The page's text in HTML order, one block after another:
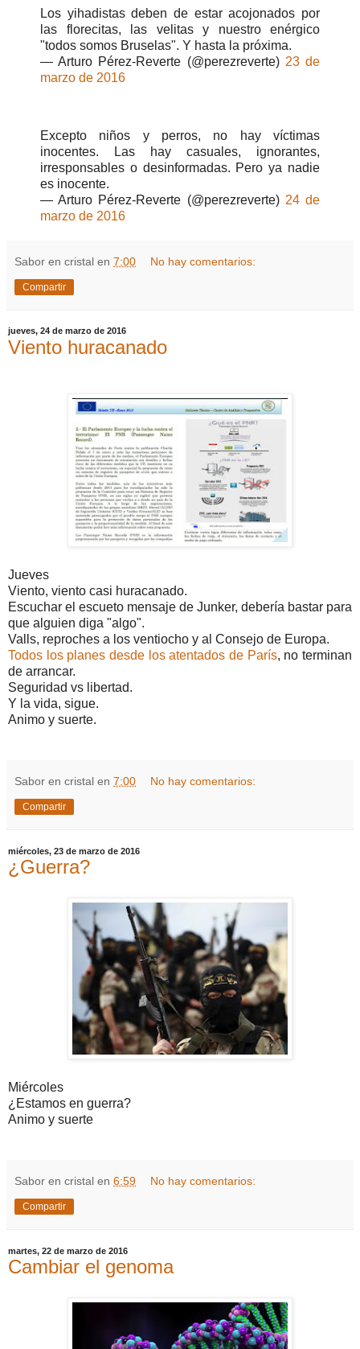
Los yihadistas deben de estar acojonados por
las florecitas, las velitas y nuestro enérgico
"todos somos Bruselas". Y hasta la próxima.
— Arturo Pérez-Reverte (@perezreverte) 23 de
marzo de 2016
Excepto niños y perros, no hay víctimas
inocentes. Las hay casuales, ignorantes,
irresponsables o desinformadas. Pero ya nadie
es inocente.
— Arturo Pérez-Reverte (@perezreverte) 24 de
marzo de 2016
Sabor en cristal en 7:00 No hay comentarios:
Compartir
jueves, 24 de marzo de 2016
Viento huracanado
Jueves
Viento, viento casi huracanado.
Escuchar el escueto mensaje de Junker, debería bastar para
que alguien diga "algo".
Valls, reproches a los ventiocho y al Consejo de Europa.
Todos los planes desde los atentados de París, no terminan
de arrancar.
Seguridad vs libertad.
Y la vida, sigue.
Animo y suerte.
Sabor en cristal en 7:00 No hay comentarios:
Compartir
miércoles, 23 de marzo de 2016
¿Guerra?
Miércoles
¿Estamos en guerra?
Animo y suerte
Sabor en cristal en 6:59 No hay comentarios:
Compartir
martes, 22 de marzo de 2016
Cambiar el genoma